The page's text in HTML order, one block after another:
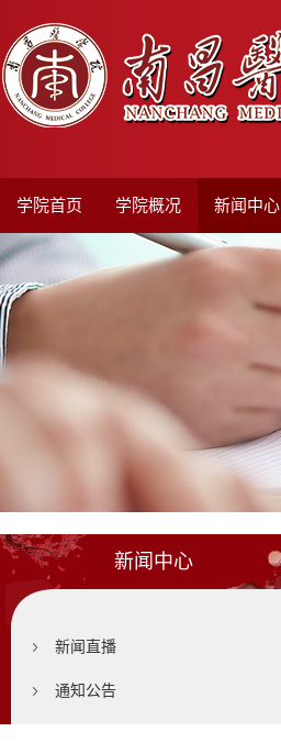
学院首页 学院概况 新闻中心
新闻中心
新闻直播
通知公告